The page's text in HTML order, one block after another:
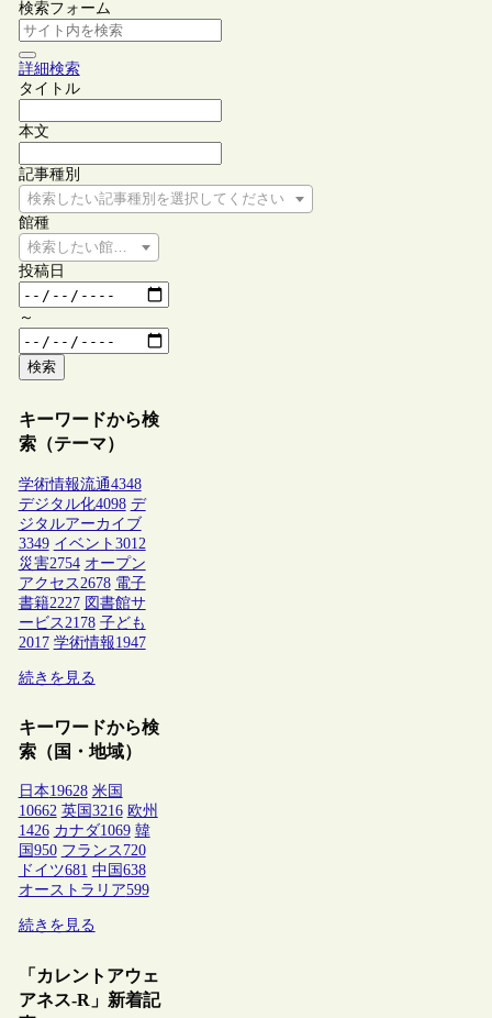
検索フォーム
詳細検索
タイトル
本文
記事種別
検索したい記事種別を選択してください
館種
検索したい館種を選択してください
投稿日
～
検索
キーワードから検
索（テーマ）
学術情報流通4348
デジタル化4098 デ
ジタルアーカイブ
3349 イベント 3012
災害2754 オープン
アクセス 2678 電子
書籍2227 図書館サ
ービス 2178 子ども
2017 学術情報1947
続きを見る
キーワードから検
索（国・地域）
日本19628 米国
10662 英国 3216 欧州
1426 カナダ1069 韓
国 950 フランス 720
ドイツ681 中国 638
オーストラリア599
続きを見る
「カレントアウェ
アネス-R」新着記